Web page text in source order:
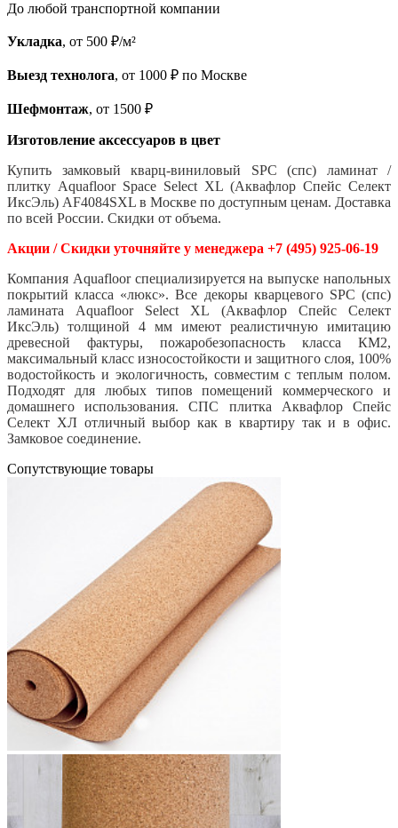
До любой транспортной компании
Укладка, от 500 ₽/м²
Выезд технолога, от 1000 ₽ по Москве
Шефмонтаж, от 1500 ₽
Изготовление аксессуаров в цвет
Купить замковый кварц-виниловый SPC (спс) ламинат /
плитку Aquafloor Space Select XL (Аквафлор Спейс Селект
ИксЭль) AF4084SXL в Москве по доступным ценам. Доставка
по всей России. Скидки от объема.
Акции / Скидки уточняйте у менеджера +7 (495) 925-06-19
Компания Aquafloor специализируется на выпуске напольных
покрытий класса «люкс». Все декоры кварцевого SPC (спс)
ламината Aquafloor Select XL (Аквафлор Спейс Селект
ИксЭль) толщиной 4 мм имеют реалистичную имитацию
древесной фактуры, пожаробезопасность класса КМ2,
максимальный класс износостойкости и защитного слоя, 100%
водостойкость и экологичность, совместим с теплым полом.
Подходят для любых типов помещений коммерческого и
домашнего использования. СПС плитка Аквафлор Спейс
Селект ХЛ отличный выбор как в квартиру так и в офис.
Замковое соединение.
Cопутствующие товары